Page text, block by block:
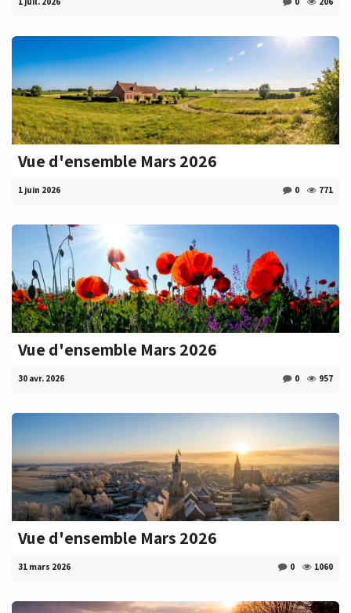
Vue d'ensemble Mars 2026
1 juin 2026 0 771
Vue d'ensemble Mars 2026
30 avr. 2026 0 957
Vue d'ensemble Mars 2026
31 mars 2026 0 1060